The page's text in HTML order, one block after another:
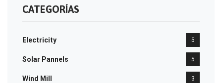
CATEGORÍAS
Electricity 5
Solar Pannels 5
Wind Mill 3